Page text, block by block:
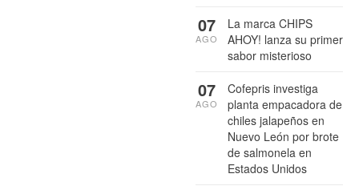
La marca CHIPS
AHOY! lanza su primer
sabor misterioso
07
AGO
Cofepris investiga
planta empacadora de
chiles jalapeños en
Nuevo León por brote
de salmonela en
Estados Unidos
07
AGO